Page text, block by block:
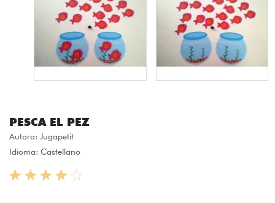
PESCA EL PEZ
Autora: Jugapetit
Idioma: Castellano